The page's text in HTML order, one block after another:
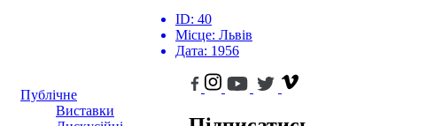
ID: 40
Місце: Львів
Дата: 1956
Публічне
Виставки